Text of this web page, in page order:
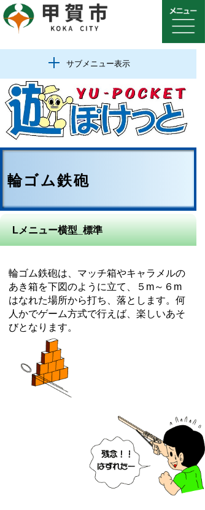
サブメニュー表示
輪ゴム鉄砲
Lメニュー横型_標準
輪ゴム鉄砲は、マッチ箱やキャラメルの
あき箱を下図のように立て、５m～６m
はなれた場所から打ち、落とします。何
人かでゲーム方式で行えば、楽しいあそ
びとなります。